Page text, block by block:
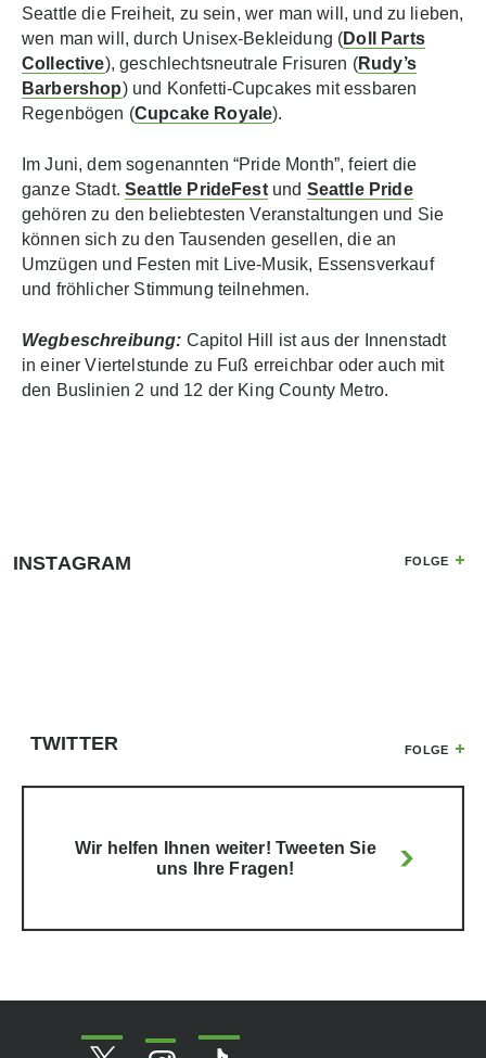
Seattle die Freiheit, zu sein, wer man will, und zu lieben,
wen man will, durch Unisex-Bekleidung (Doll Parts
Collective), geschlechtsneutrale Frisuren (Rudy’s
Barbershop) und Konfetti-Cupcakes mit essbaren
Regenbögen (Cupcake Royale).
Im Juni, dem sogenannten “Pride Month”, feiert die
ganze Stadt.Seattle PrideFestund Seattle Pride
gehören zu den beliebtesten Veranstaltungen und Sie
können sich zu den Tausenden gesellen, die an
Umzügen und Festen mit Live-Musik, Essensverkauf
und fröhlicher Stimmung teilnehmen.
Wegbeschreibung: Capitol Hill ist aus der Innenstadt
in einer Viertelstunde zu Fuß erreichbar oder auch mit
den Buslinien 2 und 12 der King County Metro.
FOLGE
INSTAGRAM
FOLGE
TWITTER
Wir helfen Ihnen weiter! Tweeten Sie
uns Ihre Fragen!